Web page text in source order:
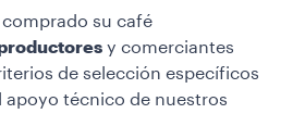
comprado su café
y comerciantes
de selección específicos
apoyo técnico de nuestros